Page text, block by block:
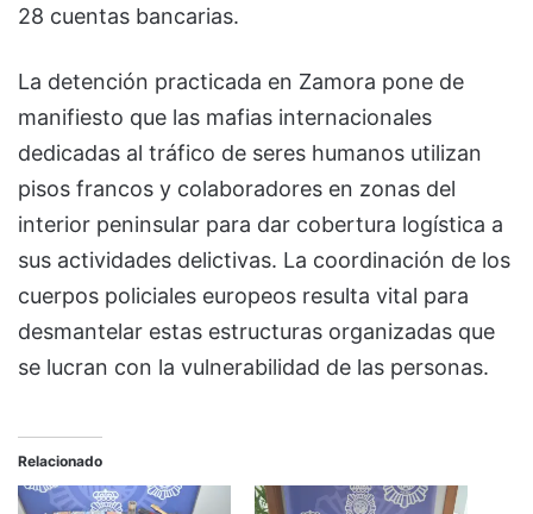
28 cuentas bancarias.
La detención practicada en Zamora pone de
manifiesto que las mafias internacionales
dedicadas al tráfico de seres humanos utilizan
pisos francos y colaboradores en zonas del
interior peninsular para dar cobertura logística a
sus actividades delictivas. La coordinación de los
cuerpos policiales europeos resulta vital para
desmantelar estas estructuras organizadas que
se lucran con la vulnerabilidad de las personas.
Relacionado